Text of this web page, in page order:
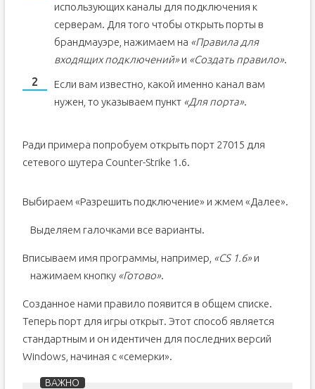
использующих каналы для подключения к
серверам. Для того чтобы открыть порты в
брандмауэре, нажимаем на «Правила для
входящих подключений»и «Создать правило».
Если вам известно, какой именно канал вам
нужен, то указываем пункт «Для порта».
Ради примера попробуем открыть порт 27015 для
сетевого шутера Counter-Strike 1.6.
Выбираем «Разрешить подключение» и жмем «Далее».
Выделяем галочками все варианты.
Вписываем имя программы, например, «CS 1.6»и
нажимаем кнопку «Готово».
Созданное нами правило появится в общем списке.
Теперь порт для игры открыт. Этот способ является
стандартным и он идентичен для последних версий
Windows, начиная с «семерки».